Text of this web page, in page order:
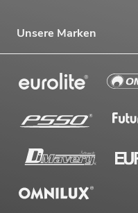
Unsere Marken